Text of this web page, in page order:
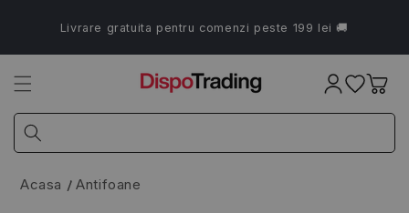
conținutLivrare gratuita pentru comenzi peste 199 lei 🚚
Coș
Acasa Antifoane